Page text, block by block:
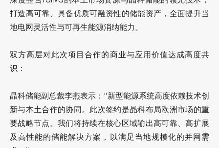
打造高可靠、具备优质可融资性的储能资产，全面提升当
地电网灵活性与可再生能源消纳能力。
双方高层对此次项目合作的商业与应用价值达成高度共
识：
晶科储能副总裁李燕表示： “新型能源系统高度依赖技术创
新与本土合作的协同。此次签约是晶科布局欧洲市场的重
要战略节点。我们将持续在核心区域输出高可靠、高扩展
及高性能的储能解决方案，以满足当地规模化的并网需